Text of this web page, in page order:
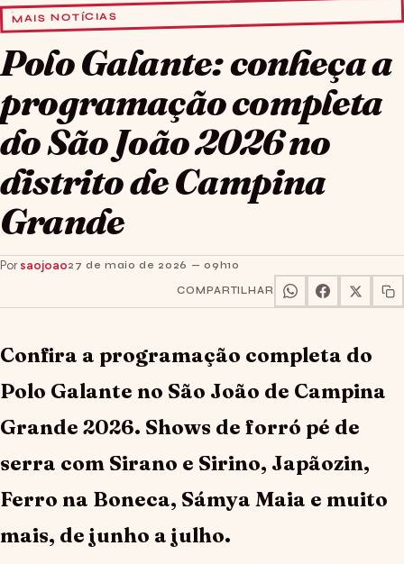
MAIS NOTÍCIAS
Polo Galante: conheça a
programação completa
do São João 2026 no
distrito de Campina
Grande
Porsaojoao27 de maio de 2026 — 09h10
COMPARTILHAR
Confira a programação completa do
Polo Galante no São João de Campina
Grande 2026. Shows de forró pé de
serra com Sirano e Sirino, Japãozin,
Ferro na Boneca, Sámya Maia e muito
mais, de junho a julho.